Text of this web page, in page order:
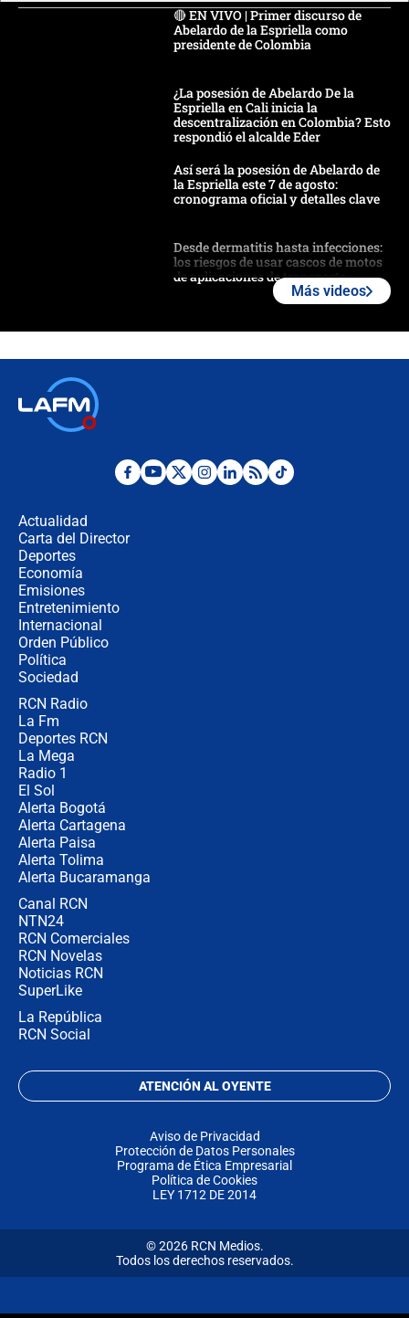
🔴 EN VIVO | Primer discurso de
Abelardo de la Espriella como
presidente de Colombia
¿La posesión de Abelardo De la
Espriella en Cali inicia la
descentralización en Colombia? Esto
respondió el alcalde Eder
Así será la posesión de Abelardo de
la Espriella este 7 de agosto:
cronograma oficial y detalles clave
Desde dermatitis hasta infecciones:
los riesgos de usar cascos de motos
de aplicaciones de transporte
Posesión de Abelardo De La Espriella
Más videos
Actualidad
Carta del Director
Deportes
Economía
Emisiones
Entretenimiento
Internacional
Orden Público
Política
Sociedad
RCN Radio
La Fm
Deportes RCN
La Mega
Radio 1
El Sol
Alerta Bogotá
Alerta Cartagena
Alerta Paisa
Alerta Tolima
Alerta Bucaramanga
Canal RCN
NTN24
RCN Comerciales
RCN Novelas
Noticias RCN
SuperLike
La República
RCN Social
ATENCIÓN AL OYENTE
Aviso de Privacidad
Protección de Datos Personales
Programa de Ética Empresarial
Política de Cookies
LEY 1712 DE 2014
© 2026 RCN Medios.
Todos los derechos reservados.